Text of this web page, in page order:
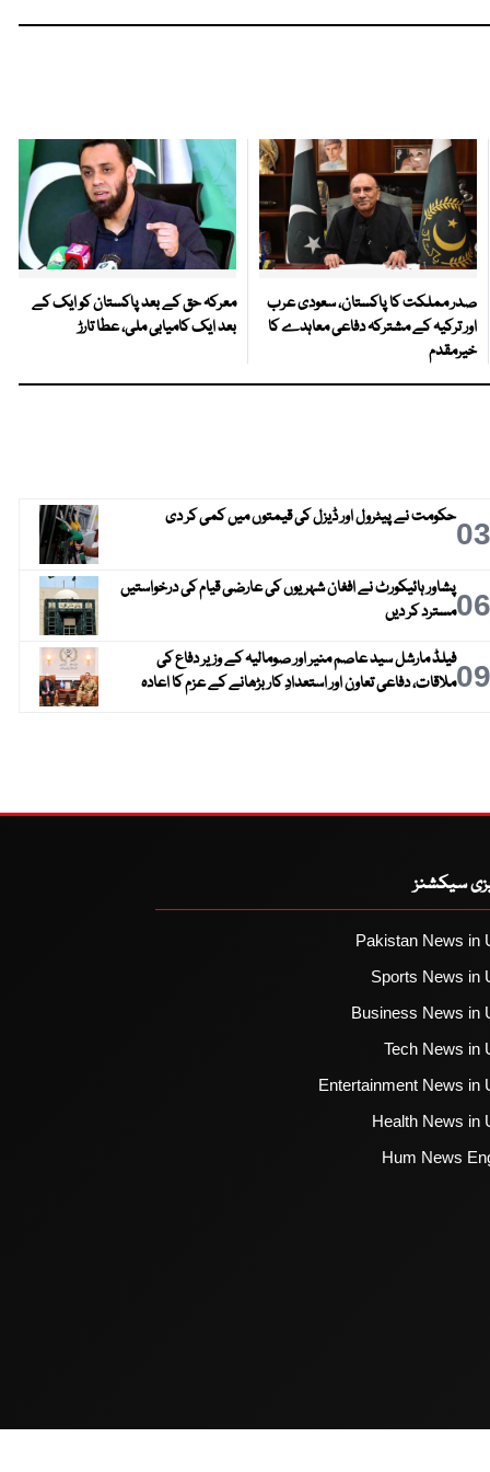
صدر مملکت کا پاکستان، سعودی عرب
اور ترکیہ کے مشترکہ دفاعی معاہدے کا
خیرمقدم
معرکہ حق کے بعد پاکستان کو ایک کے
بعد ایک کامیابی ملی، عطا تارڑ
03حکومت نے پیٹرول اور ڈیزل کی قیمتوں میں کمی کر دی
06پشاور ہائیکورٹ نے افغان شہریوں کی عارضی قیام کی درخواستیں
مسترد کر دیں
09فیلڈ مارشل سید عاصم منیر اور صومالیہ کے وزیر دفاع کی
ملاقات، دفاعی تعاون اور استعدادِ کار بڑھانے کے عزم کا اعادہ
سیکشنز
Pakistan News in
Sports News in
Business News in
Tech News in
Entertainment News in
Health News in
Hum News